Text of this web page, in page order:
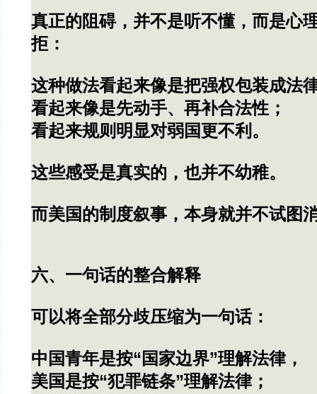
真正的阻碍，并不是听不懂，而是心
拒：
这种做法看起来像是把强权包装成法
看起来像是先动手、再补合法性；
看起来规则明显对弱国更不利。
这些感受是真实的，也并不幼稚。
而美国的制度叙事，本身就并不试图
六、一句话的整合解释
可以将全部分歧压缩为一句话：
中国青年是按“国家边界”理解法律，
美国是按“犯罪链条”理解法律；